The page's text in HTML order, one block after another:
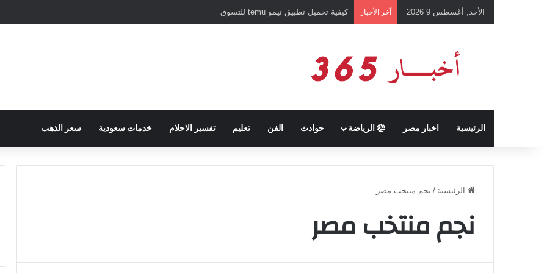
الأحد, أغسطس 9 2026 آخر الأخبار كيفية تحميل تطبيق تيمو temu للتسوق الإلكتروني عبر الإنترنت
الرئيسية اخبار مصر الرياضة حوادث الفن تعليم تفسير الاحلام خدمات سعودية سعر الذهب
الرئيسية / نجم منتخب مصر
نجم منتخب مصر